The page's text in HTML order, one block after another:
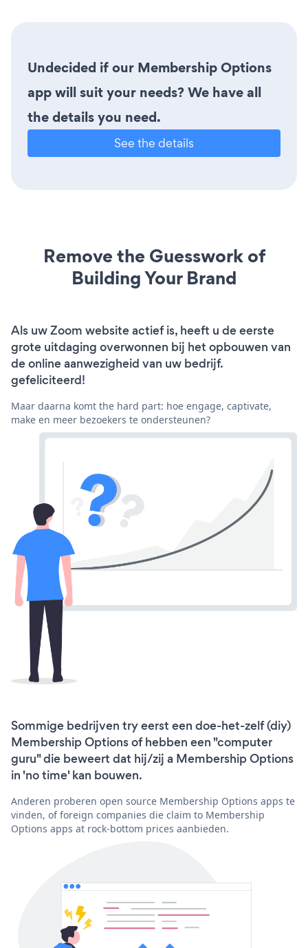
Undecided if our Membership Options
app will suit your needs? We have all
the details you need.
See the details
Remove the Guesswork of
Building Your Brand
Als uw Zoom website actief is, heeft u de eerste
grote uitdaging overwonnen bij het opbouwen van
de online aanwezigheid van uw bedrijf.
gefeliciteerd!
Maar daarna komt the hard part: hoe engage, captivate,
make en meer bezoekers te ondersteunen?
Sommige bedrijven try eerst een doe-het-zelf (diy)
Membership Options of hebben een "computer
guru" die beweert dat hij/zij a Membership Options
in 'no time' kan bouwen.
Anderen proberen open source Membership Options apps te
vinden, of foreign companies die claim to Membership
Options apps at rock-bottom prices aanbieden.